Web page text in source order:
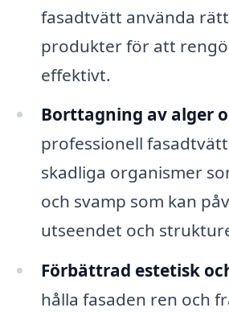
fasadtvätt använda
produkter för att
effektivt.
Borttagning av alger
professionell
skadliga organismer
och svamp som kan
utseendet och
Förbättrad estetisk
hålla fasaden ren och